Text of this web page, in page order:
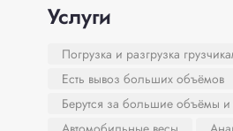
Услуги
Погрузка и разгрузка
Есть вывоз больших объёмов
Берутся за большие объёмы